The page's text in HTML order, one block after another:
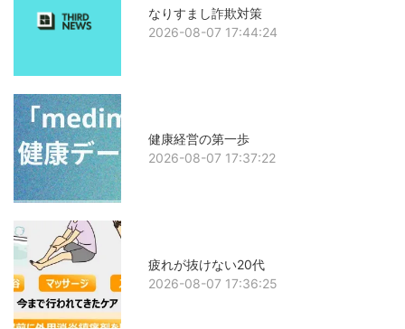
なりすまし詐欺対策
2026-08-07 17:44:24
健康経営の第一歩
2026-08-07 17:37:22
疲れが抜けない20代
2026-08-07 17:36:25